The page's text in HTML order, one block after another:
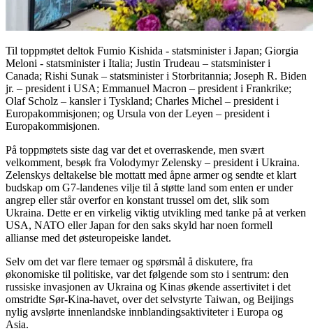
Til toppmøtet deltok Fumio Kishida - statsminister i Japan; Giorgia
Meloni - statsminister i Italia; Justin Trudeau – statsminister i
Canada; Rishi Sunak – statsminister i Storbritannia; Joseph R. Biden
jr. – president i USA; Emmanuel Macron – president i Frankrike;
Olaf Scholz – kansler i Tyskland; Charles Michel – president i
Europakommisjonen; og Ursula von der Leyen – president i
Europakommisjonen.
På toppmøtets siste dag var det et overraskende, men svært
velkomment, besøk fra Volodymyr Zelensky – president i Ukraina.
Zelenskys deltakelse ble mottatt med åpne armer og sendte et klart
budskap om G7-landenes vilje til å støtte land som enten er under
angrep eller står overfor en konstant trussel om det, slik som
Ukraina. Dette er en virkelig viktig utvikling med tanke på at verken
USA, NATO eller Japan for den saks skyld har noen formell
allianse med det østeuropeiske landet.
Selv om det var flere temaer og spørsmål å diskutere, fra
økonomiske til politiske, var det følgende som sto i sentrum: den
russiske invasjonen av Ukraina og Kinas økende assertivitet i det
omstridte Sør-Kina-havet, over det selvstyrte Taiwan, og Beijings
nylig avslørte innenlandske innblandingsaktiviteter i Europa og
Asia.